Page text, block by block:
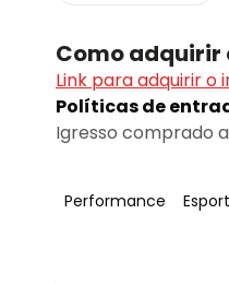
Como adquirir
Link para adquirir o
Políticas de
Igresso comprado
Tag:
Performance Tag: